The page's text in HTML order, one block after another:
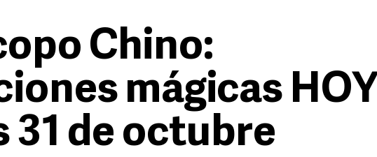
Chino:
mágicas HOY
31 de octubre